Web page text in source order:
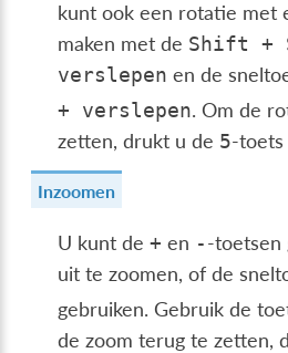
kunt ook een rotatie met
maken met de Shift +
verslepen en de
+
verslepen. Om de
zetten, drukt u de 5-toets
Inzoomen
U kunt de+ en - -toetsen
uit te zoomen, of de
gebruiken. Gebruik de
de zoom terug te zetten,